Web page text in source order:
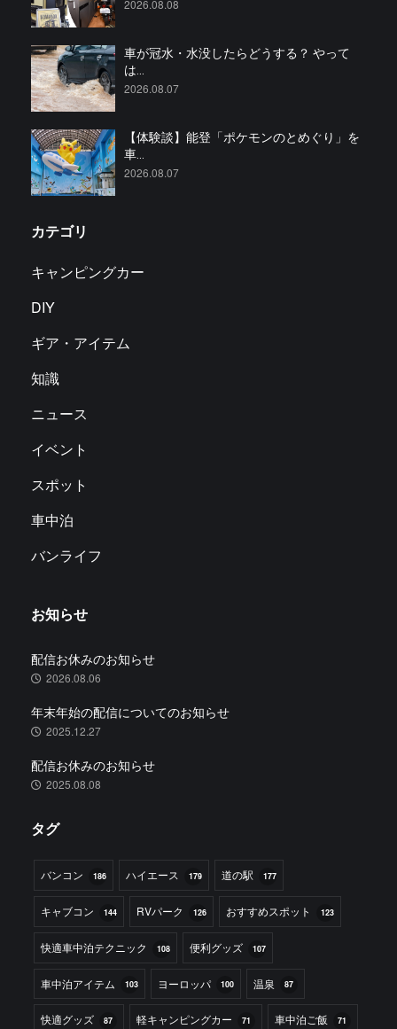
2026.08.08
車が冠水・水没したらどうする？ やって
は...
2026.08.07
【体験談】能登「ポケモンのとめぐり」を
車...
2026.08.07
カテゴリ
キャンピングカー
DIY
ギア・アイテム
知識
ニュース
イベント
スポット
車中泊
バンライフ
お知らせ
配信お休みのお知らせ
2026.08.06
年末年始の配信についてのお知らせ
2025.12.27
配信お休みのお知らせ
2025.08.08
タグ
バンコン 186 ハイエース 179 道の駅 177
キャブコン 144 RVパーク 126 おすすめスポット 123
快適車中泊テクニック 108 便利グッズ 107
車中泊アイテム 103 ヨーロッパ 100 温泉 87
快適グッズ 87 軽キャンピングカー 71 車中泊ご飯 71